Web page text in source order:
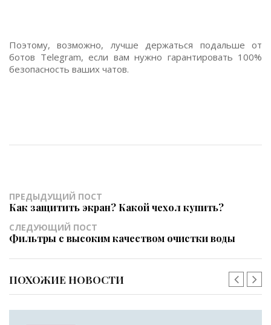
Поэтому, возможно, лучше держаться подальше от
ботов Telegram, если вам нужно гарантировать 100%
безопасность ваших чатов.
ПРЕДЫДУЩИЙ ПОСТ
Как защитить экран? Какой чехол купить?
СЛЕДУЮЩИЙ ПОСТ
Фильтры с высоким качеством очистки воды
ПОХОЖИЕ НОВОСТИ